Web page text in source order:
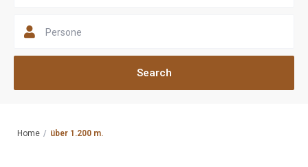
Persone
Home über 1.200 m.